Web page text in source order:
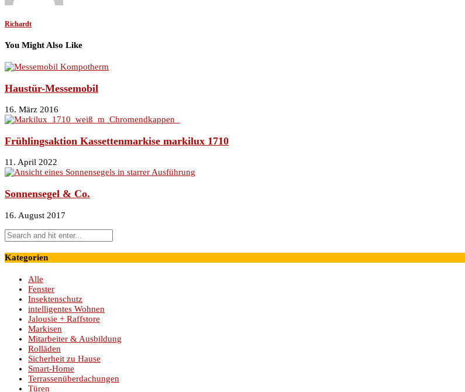
Richardt
You Might Also Like
Haustür-Messemobil
16. März 2016
Frühlingsaktion Kassettenmarkise markilux 1710
11. April 2022
Sonnensegel & Co.
16. August 2017
Kategorien
Alle
Fenster
Insektenschutz
intelligentes Wohnen
Jalousie + Raffstore
Markisen
Mitarbeiter & Ausbildung
Rolläden
Sicherheit zu Hause
Smart-Home
Terrassenüberdachungen
Türen